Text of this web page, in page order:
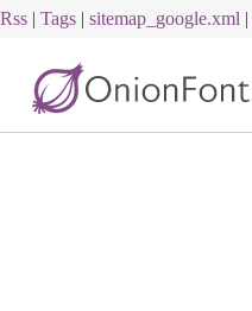
Rss | Tags | sitemap_google.xml |